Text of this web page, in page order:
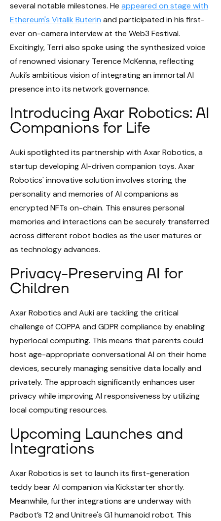
several notable milestones. He appeared on stage with
Ethereum's Vitalik Buterin and participated in his first-
ever on-camera interview at the Web3 Festival.
Excitingly, Terri also spoke using the synthesized voice
of renowned visionary Terence McKenna, reflecting
Auki’s ambitious vision of integrating an immortal AI
presence into its network governance.
Introducing Axar Robotics: AI
Companions for Life
Auki spotlighted its partnership with Axar Robotics, a
startup developing AI-driven companion toys. Axar
Robotics' innovative solution involves storing the
personality and memories of AI companions as
encrypted NFTs on-chain. This ensures personal
memories and interactions can be securely transferred
across different robot bodies as the user matures or
as technology advances.
Privacy-Preserving AI for
Children
Axar Robotics and Auki are tackling the critical
challenge of COPPA and GDPR compliance by enabling
hyperlocal computing. This means that parents could
host age-appropriate conversational AI on their home
devices, securely managing sensitive data locally and
privately. The approach significantly enhances user
privacy while improving AI responsiveness by utilizing
local computing resources.
Upcoming Launches and
Integrations
Axar Robotics is set to launch its first-generation
teddy bear AI companion via Kickstarter shortly.
Meanwhile, further integrations are underway with
Padbot’s T2 and Unitree's G1 humanoid robot. This